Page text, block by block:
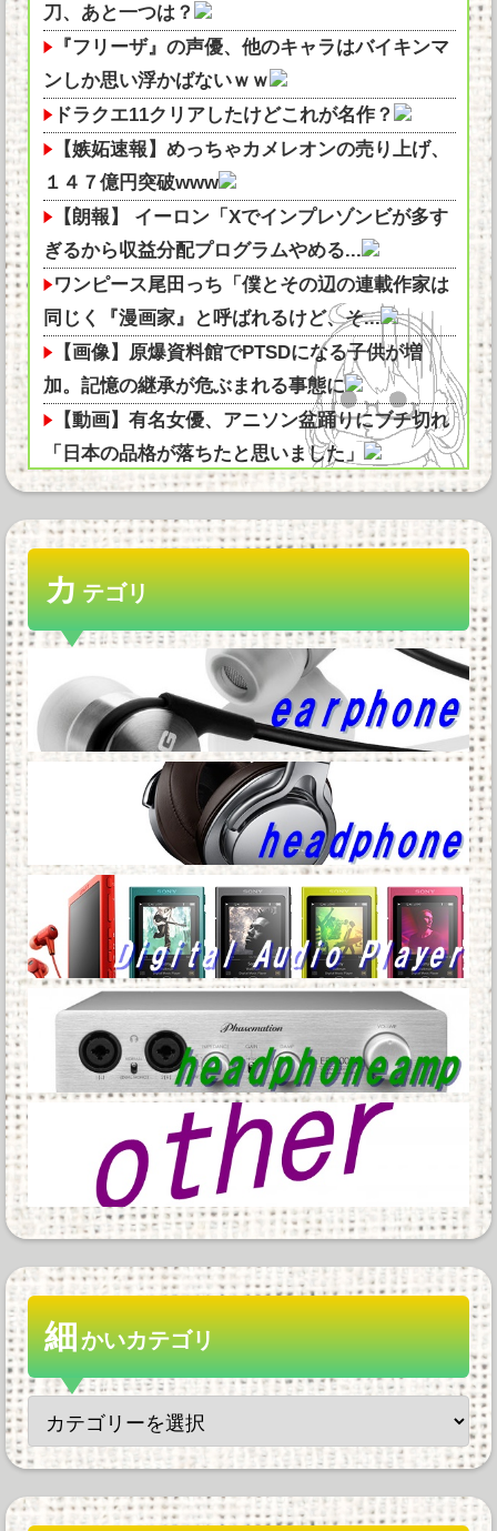
刀、あと一つは？
『フリーザ』の声優、他のキャラはバイキンマ
ンしか思い浮かばないｗｗ
ドラクエ11クリアしたけどこれが名作？
【嫉妬速報】めっちゃカメレオンの売り上げ、
１４７億円突破www
【朗報】 イーロン「Xでインプレゾンビが多す
ぎるから収益分配プログラムやめる...
ワンピース尾田っち「僕とその辺の連載作家は
同じく『漫画家』と呼ばれるけど、そ...
【画像】原爆資料館でPTSDになる子供が増
加。記憶の継承が危ぶまれる事態に
【動画】有名女優、アニソン盆踊りにブチ切れ
「日本の品格が落ちたと思いました」
【画像】ちいかわのちいかわ、人気がなさ過ぎ
る事が判明
【朗報】賃貸住まいのワイ、ウォシュレットを
購入す！！ｗｗｗｗｗｗｗｗｗｗｗｗ...
Amazonで買ったモニターが梱包箱に伝票直貼
おまえらAmazonのレビューって書いてる？他
仕事で使うパソコンってクソだよな他
Powered by livedoor 相互RSS
カテゴリ
細かいカテゴリ